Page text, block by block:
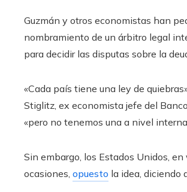
Guzmán y otros economistas han
nombramiento de un árbitro legal
para decidir las disputas sobre la
«Cada país tiene una ley de
Stiglitz, ex economista jefe del
«pero no tenemos una a nivel
Sin embargo, los Estados Unidos, en
ocasiones, opuesto la idea, diciendo